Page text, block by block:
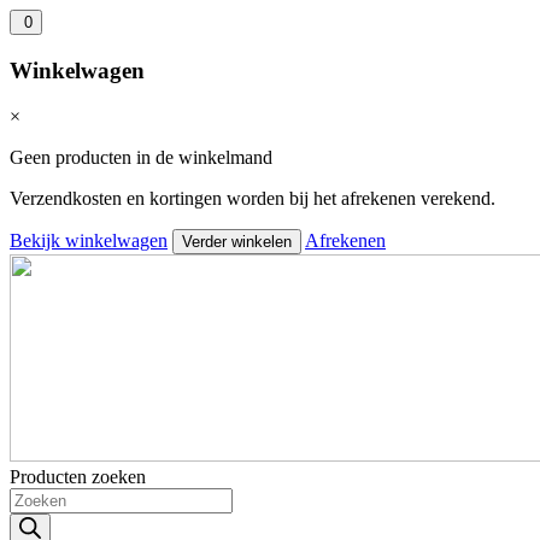
0
Winkelwagen
×
Geen producten in de winkelmand
Verzendkosten en kortingen worden bij het afrekenen verekend.
Bekijk winkelwagen Verder winkelen Afrekenen
Producten zoeken